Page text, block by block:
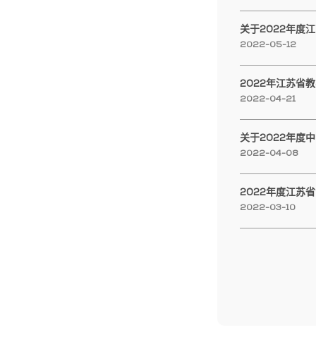
2022-05-12
2022年江苏省教
2022-04-21
2022-04-08
2022年度江苏省
2022-03-10